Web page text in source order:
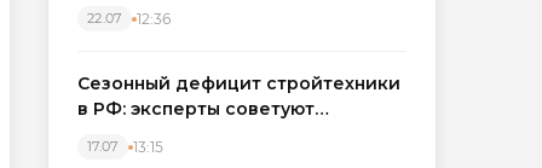
Западном регионе
22.07 12:36
Сезонный дефицит стройтехники
в РФ: эксперты советуют
17.07 13:15